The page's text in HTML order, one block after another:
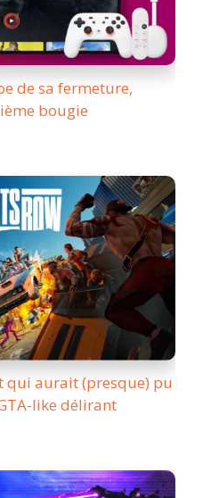
de sa fermeture,
bougie
qui aurait (presque) pu
like délirant